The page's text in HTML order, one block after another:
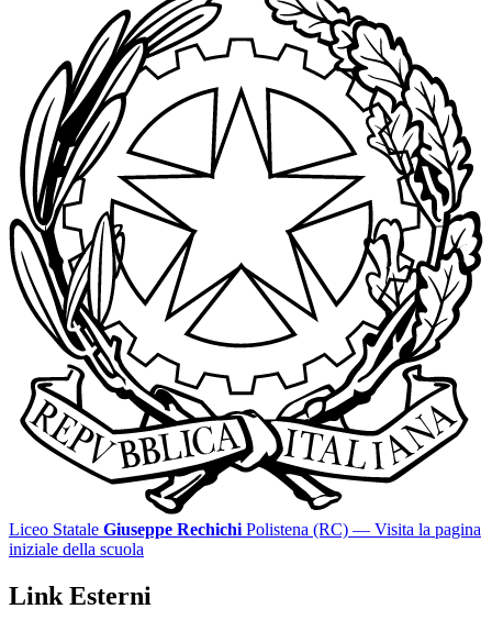
Liceo Statale Giuseppe Rechichi Polistena (RC) — Visita la pagina
iniziale della scuola
Link Esterni